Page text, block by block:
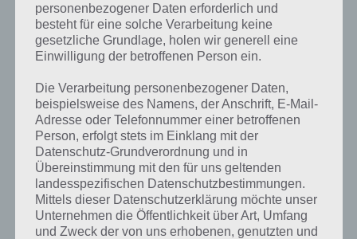
Durch jeden zerstörten Eindringling bekommt ihr in Magic Touch
Coins (auf Deutsch “Münzen”). Mit diesen Münzen könnt ihr im Shop
Power-Ups freischalten. Wenn dieses dann im Spiel über den
schaltet ihr ein Slow-Time-Power-Up frei, womit alles verlangsamt
wird.
Auch können weitere Hintergründe freigeschaltet und eingesetzt
werden. Entsprechend sorgt Magic Touch dadurch für einen
Langzeitspielspaß. Kombiniert mit der tollen Pixelgrafik ist dieses
Spiel aus unserer Sicht ein echtes Must-Have auf jedem iPhone und
iPad. Lediglich der Schwierigkeitsgrad im 30er Bereich könnte etwas
langsamer stark steigen.
personenbezogener Daten erforderlich und
besteht für eine solche Verarbeitung keine
gesetzliche Grundlage, holen wir generell eine
Einwilligung der betroffenen Person ein.
Die Verarbeitung personenbezogener Daten,
beispielsweise des Namens, der Anschrift, E-Mail-
Adresse oder Telefonnummer einer betroffenen
Person, erfolgt stets im Einklang mit der
Datenschutz-Grundverordnung und in
Übereinstimmung mit den für uns geltenden
landesspezifischen Datenschutzbestimmungen.
Mittels dieser Datenschutzerklärung möchte unser
Unternehmen die Öffentlichkeit über Art, Umfang
und Zweck der von uns erhobenen, genutzten und